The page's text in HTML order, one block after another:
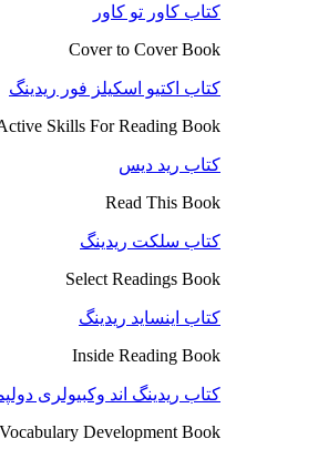
کتاب کاور تو کاور
Cover to Cover Book
کتاب اکتیو اسکیلز فور ریدینگ
Skills For Reading Book
کتاب رید دیس
Read This Book
کتاب سلکت ریدینگ
Select Readings Book
کتاب اینساید ریدینگ
Inside Reading Book
کتاب ریدینگ اند وکبیولری
Development Book